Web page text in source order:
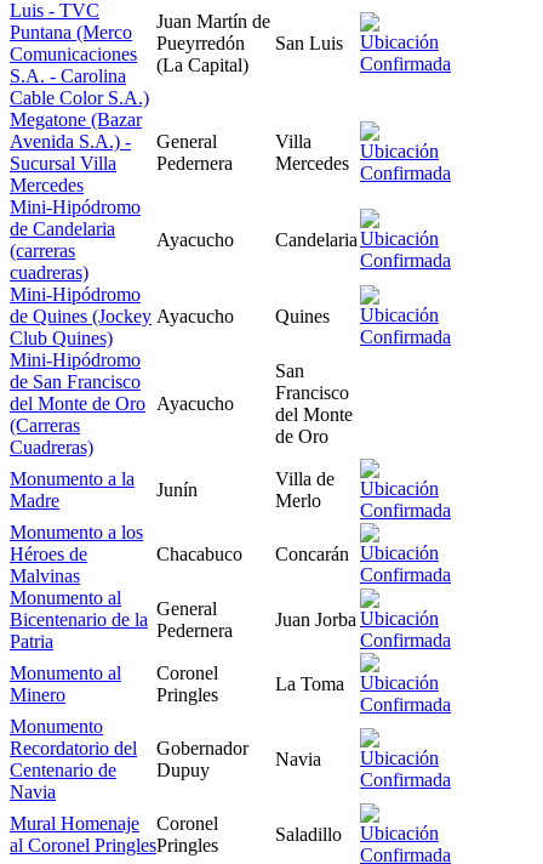
Luis - TVC
Puntana (Merco
Comunicaciones
S.A. - Carolina
Cable Color S.A.)
Juan Martín de
Pueyrredón
(La Capital)
San Luis
Megatone (Bazar
Avenida S.A.) -
Sucursal Villa
Mercedes
General
Pedernera
Villa
Mercedes
Mini-Hipódromo
de Candelaria
(carreras
cuadreras)
Ayacucho Candelaria
Mini-Hipódromo
de Quines (Jockey
Club Quines)
Ayacucho Quines
Mini-Hipódromo
de San Francisco
del Monte de Oro
(Carreras
Cuadreras)
Ayacucho
San
Francisco
del Monte
de Oro
Monumento a la
Madre
Junín
Villa de
Merlo
Monumento a los
Héroes de
Malvinas
Chacabuco Concarán
Monumento al
Bicentenario de la
Patria
General
Pedernera
Juan Jorba
Monumento al
Minero
Coronel
Pringles
La Toma
Monumento
Recordatorio del
Centenario de
Navia
Gobernador
Dupuy
Navia
Mural Homenaje
al Coronel Pringles
Coronel
Pringles
Saladillo